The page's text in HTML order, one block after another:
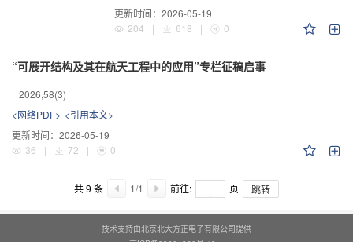
更新时间： 2026-05-19
204
| 618 | 0
“可展开结构及其在航天工程中的应用”专栏征稿启事
2026,58(3)
<网络PDF> <引用本文>
更新时间： 2026-05-19
36
| 72 | 0
共9 条 1/1 前往: 页 跳转
技术支持由北京北大方正电子有限公司提供